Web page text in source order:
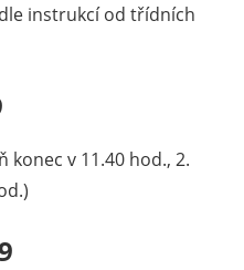
instrukcí od třídních
v 11.40 hod., 2.